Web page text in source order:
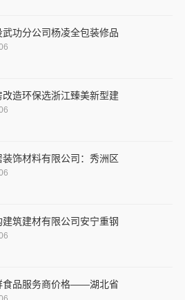
武功分公司杨凌全包装修品
改造环保选浙江臻美新型建
装饰材料有限公司：秀洲区
建筑建材有限公司安宁重钢
食品服务商价格——湖北省